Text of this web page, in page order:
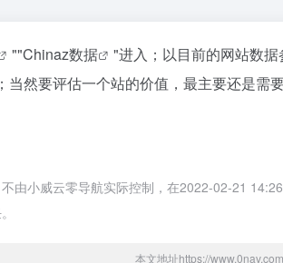
""Chinaz数据
"进入；以目前的网站数
然要评估一个站的价值，最主要还是需
由小威云零导航实际控制，在2022-02-21
本文地址https://